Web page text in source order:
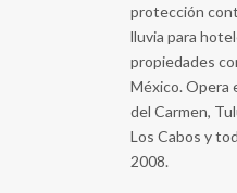
protección
lluvia para
propiedades
México. Opera
del Carmen,
Los Cabos y
2008.